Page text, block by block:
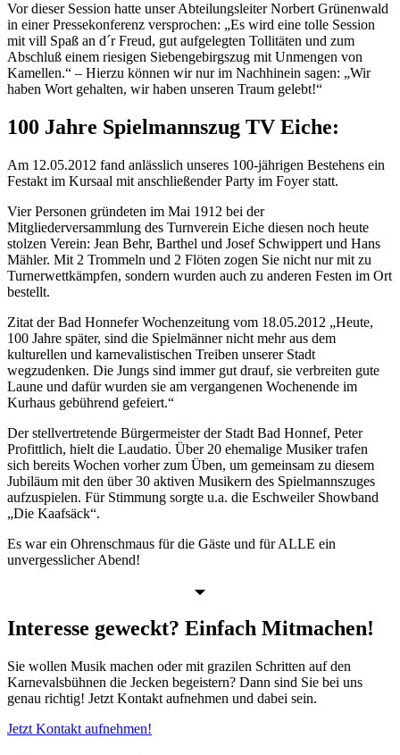
Vor dieser Session hatte unser Abteilungsleiter Norbert Grünenwald
in einer Pressekonferenz versprochen: „Es wird eine tolle Session
mit vill Spaß an d´r Freud, gut aufgelegten Tollitäten und zum
Abschluß einem riesigen Siebengebirgszug mit Unmengen von
Kamellen.“ – Hierzu können wir nur im Nachhinein sagen: „Wir
haben Wort gehalten, wir haben unseren Traum gelebt!“
100 Jahre Spielmannszug TV Eiche:
Am 12.05.2012 fand anlässlich unseres 100-jährigen Bestehens ein
Festakt im Kursaal mit anschließender Party im Foyer statt.
Vier Personen gründeten im Mai 1912 bei der
Mitgliederversammlung des Turnverein Eiche diesen noch heute
stolzen Verein: Jean Behr, Barthel und Josef Schwippert und Hans
Mähler. Mit 2 Trommeln und 2 Flöten zogen Sie nicht nur mit zu
Turnerwettkämpfen, sondern wurden auch zu anderen Festen im Ort
bestellt.
Zitat der Bad Honnefer Wochenzeitung vom 18.05.2012 „Heute,
100 Jahre später, sind die Spielmänner nicht mehr aus dem
kulturellen und karnevalistischen Treiben unserer Stadt
wegzudenken. Die Jungs sind immer gut drauf, sie verbreiten gute
Laune und dafür wurden sie am vergangenen Wochenende im
Kurhaus gebührend gefeiert.“
Der stellvertretende Bürgermeister der Stadt Bad Honnef, Peter
Profittlich, hielt die Laudatio. Über 20 ehemalige Musiker trafen
sich bereits Wochen vorher zum Üben, um gemeinsam zu diesem
Jubiläum mit den über 30 aktiven Musikern des Spielmannszuges
aufzuspielen. Für Stimmung sorgte u.a. die Eschweiler Showband
„Die Kaafsäck“.
Es war ein Ohrenschmaus für die Gäste und für ALLE ein
unvergesslicher Abend!
Interesse geweckt? Einfach Mitmachen!
Sie wollen Musik machen oder mit grazilen Schritten auf den
Karnevalsbühnen die Jecken begeistern? Dann sind Sie bei uns
genau richtig! Jetzt Kontakt aufnehmen und dabei sein.
Jetzt Kontakt aufnehmen!